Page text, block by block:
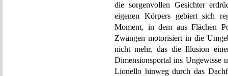
die sorgenvollen Gesichter
eigenen Körpers gebiert sich
Moment, in dem aus Flächen
Zwängen motorisiert in die
nicht mehr, das die Illusion
Dimensionsportal ins Ungewisse
Lionello hinweg durch das